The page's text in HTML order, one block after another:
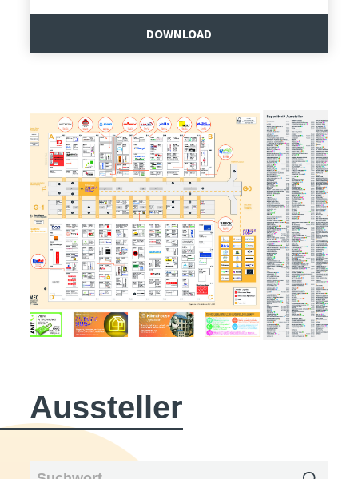
DOWNLOAD
Aussteller